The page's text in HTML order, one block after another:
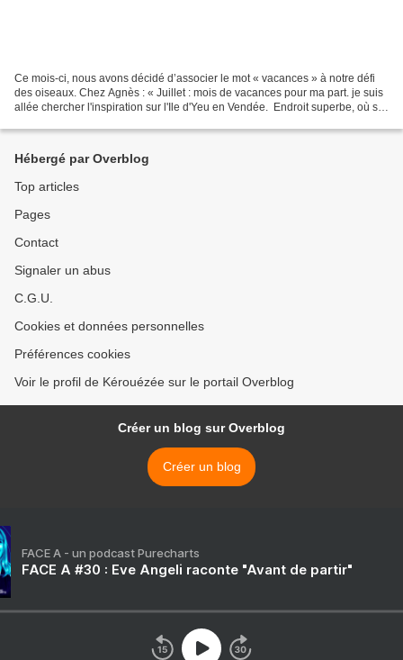
Ce mois-ci, nous avons décidé d’associer le mot « vacances » à notre défi
des oiseaux. Chez Agnès : « Juillet : mois de vacances pour ma part. je suis
allée chercher l'inspiration sur l'Ile d'Yeu en Vendée. Endroit superbe, où se
Hébergé par Overblog
Top articles
Pages
Contact
Signaler un abus
C.G.U.
Cookies et données personnelles
Préférences cookies
Voir le profil de Kérouézée sur le portail Overblog
Créer un blog sur Overblog
Créer un blog
FACE A - un podcast Purecharts
FACE A #30 : Eve Angeli raconte "Avant de partir"